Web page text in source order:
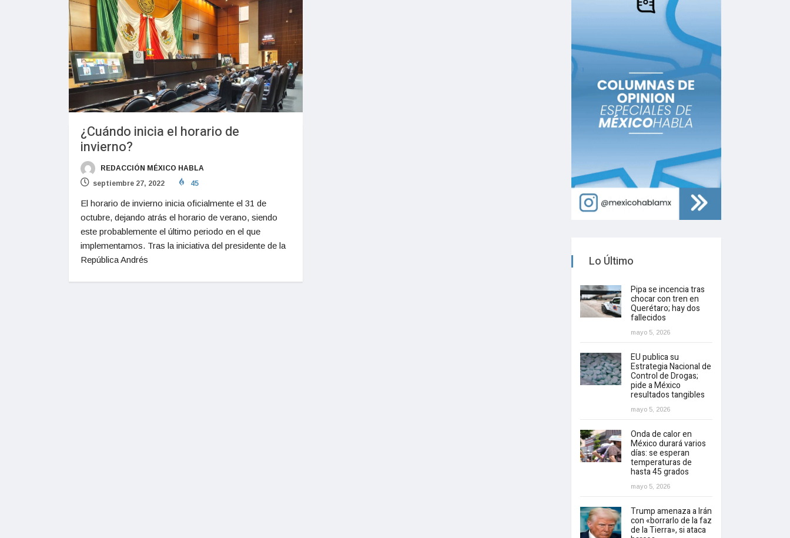
¿Cuándo inicia el horario de
invierno?
REDACCIÓN MÉXICO HABLA
septiembre 27, 2022
45
El horario de invierno inicia oficialmente el 31 de
octubre, dejando atrás el horario de verano, siendo
este probablemente el último periodo en el que
implementamos. Tras la iniciativa del presidente de la
República Andrés
Lo Último
Pipa se incencia tras
chocar con tren en
Querétaro; hay dos
fallecidos
mayo 5, 2026
EU publica su
Estrategia Nacional de
Control de Drogas;
pide a México
resultados tangibles
mayo 5, 2026
Onda de calor en
México durará varios
días: se esperan
temperaturas de
hasta 45 grados
mayo 5, 2026
Trump amenaza a Irán
con «borrarlo de la faz
de la Tierra», si ataca